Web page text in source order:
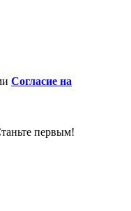
Согласие на
первым!